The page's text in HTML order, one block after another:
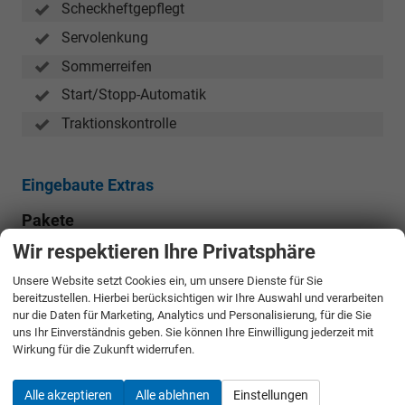
Scheckheftgepflegt
Servolenkung
Sommerreifen
Start/Stopp-Automatik
Traktionskontrolle
Eingebaute Extras
Pakete
WLB
Black-Style-Paket:
Zierleisten in Schwarz hochglänzend an den
Seitenfenstern,
Erweiterte Innengeräuschdämpfung,
Schallabsorbierende Seiten- und Heckscheiben inkl.
Außenspiegel schwarz lackiert,
Wir respektieren Ihre Privatsphäre
Unsere Website setzt Cookies ein, um unsere Dienste für Sie
bereitzustellen. Hierbei berücksichtigen wir Ihre Auswahl und verarbeiten
nur die Daten für Marketing, Analytics und Personalisierung, für die Sie
uns Ihr Einverständnis geben. Sie können Ihre Einwilligung jederzeit mit
Wirkung für die Zukunft widerrufen.
Alle akzeptieren Alle ablehnen Einstellungen